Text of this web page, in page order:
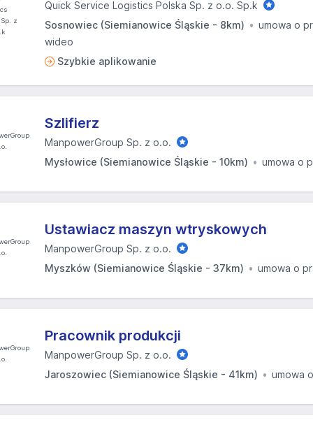
Quick Service Logistics Polska Sp. z o.o. Sp.k
Sosnowiec (Siemianowice Śląskie - 8km)
umowa o
wideo
Szybkie aplikowanie
Szlifierz
ManpowerGroup Sp. z o.o.
Mysłowice (Siemianowice Śląskie - 10km)
umowa o
Ustawiacz maszyn wtryskowych
ManpowerGroup Sp. z o.o.
Myszków (Siemianowice Śląskie - 37km)
umowa o
Pracownik produkcji
ManpowerGroup Sp. z o.o.
Jaroszowiec (Siemianowice Śląskie - 41km)
umowa